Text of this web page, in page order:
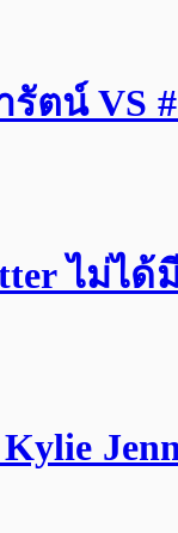
ตน์ VS
ไม่ได้